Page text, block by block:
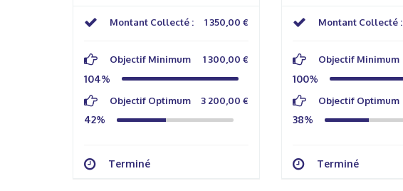
Montant Collecté : 1 350,00 €
Objectif Minimum 1 300,00 €
104%
Objectif Optimum 3 200,00 €
42%
Terminé
Montant Collecté :
Objectif Minimum
100%
Objectif Optimum
38%
Terminé